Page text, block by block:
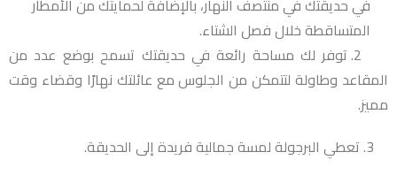
في حديقتك في منتصف النهار، بالإضافة لحمايتك من الأمطار
المتساقطة خلال فصل الشتاء.
2. توفر لك مساحة رائعة في حديقتك تسمح بوضع عدد من
المقاعد وطاولة لتتمكن من الجلوس مع عائلتك نهارًا وقضاء وقت
مميز.